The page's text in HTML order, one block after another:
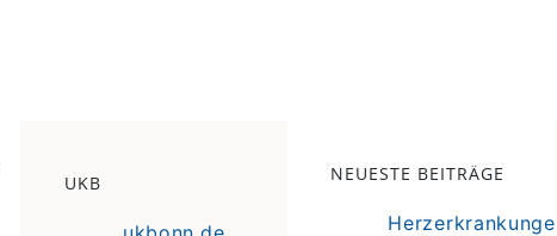
UKB NEUESTE BEITRÄGE
Herzerkrankungen